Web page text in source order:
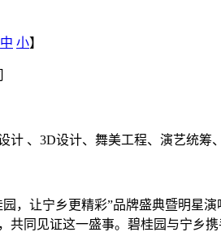
中 小】
计 、3D设计、舞美工程、演艺统筹
，让宁乡更精彩”品牌盛典暨明星
共同见证这一盛事。碧桂园与宁乡